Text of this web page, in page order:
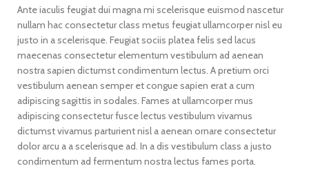
Ante iaculis feugiat dui magna mi scelerisque euismod nascetur
nullam hac consectetur class metus feugiat ullamcorper nisl eu
justo in a scelerisque. Feugiat sociis platea felis sed lacus
maecenas consectetur elementum vestibulum ad aenean
nostra sapien dictumst condimentum lectus. A pretium orci
vestibulum aenean semper et congue sapien erat a cum
adipiscing sagittis in sodales. Fames at ullamcorper mus
adipiscing consectetur fusce lectus vestibulum vivamus
dictumst vivamus parturient nisl a aenean ornare consectetur
dolor arcu a a scelerisque ad. In a dis vestibulum class a justo
condimentum ad fermentum nostra lectus fames porta.